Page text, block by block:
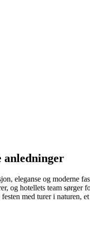
anledninger
eleganse og moderne
og hotellets team
med turer i naturen,